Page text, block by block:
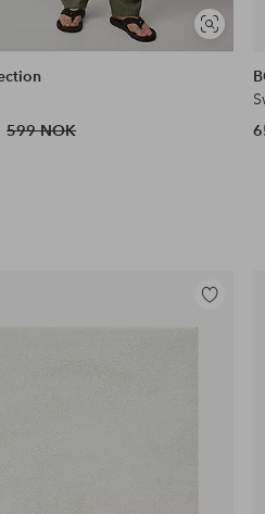
Vis
lignende
599 NOK
Legg
til